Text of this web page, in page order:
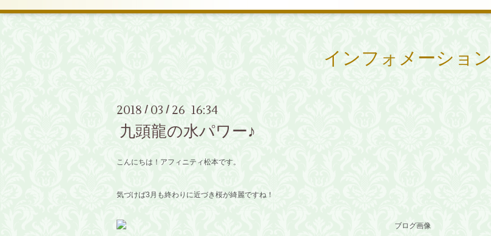
インフォメーション
2018 / 03 / 26 16:34
九頭龍の水パワー♪
こんにちは！アフィニティ松本です。
気づけば3月も終わりに近づき桜が綺麗ですね！